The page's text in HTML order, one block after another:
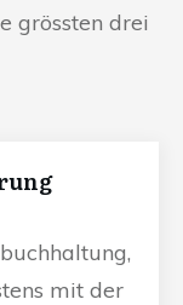
grössten drei
mit der